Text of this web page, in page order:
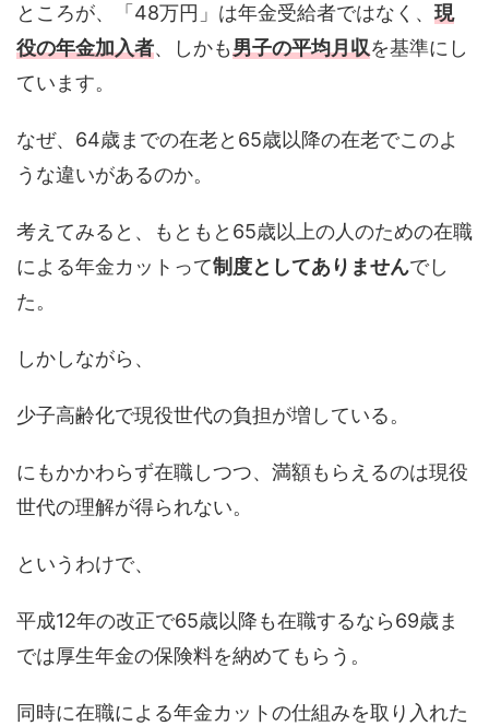
ところが、「48万円」は年金受給者ではなく、 現
役の年金加入者、しかも男子の平均月収を基準にし
ています。
なぜ、64歳までの在老と65歳以降の在老でこのよ
うな違いがあるのか。
考えてみると、もともと65歳以上の人のための在職
による年金カットって制度としてありませんでし
た。
しかしながら、
少子高齢化で現役世代の負担が増している。
にもかかわらず在職しつつ、満額もらえるのは現役
世代の理解が得られない。
というわけで、
平成12年の改正で65歳以降も在職するなら69歳ま
では厚生年金の保険料を納めてもらう。
同時に在職による年金カットの仕組みを取り入れた